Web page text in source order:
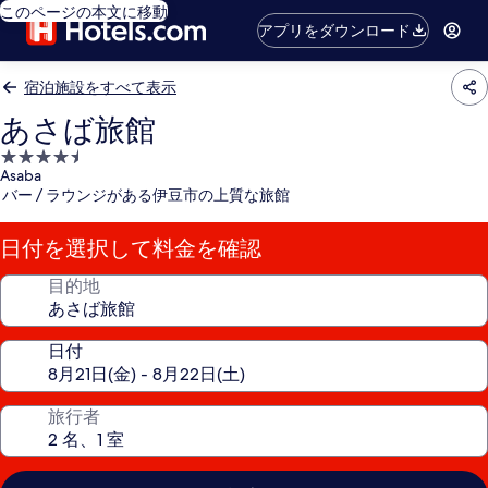
このページの本文に移動
アプリをダウンロード
宿泊施設をすべて表示
あさば旅館
4.5
つ
星
宿
泊
施
Asaba
バー / ラウンジがある伊豆市の上質な旅館
日付を選択して料金を確認
目的地
日付
旅行者